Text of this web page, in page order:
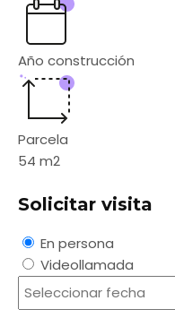
Año construcción
Parcela
54 m2
Solicitar visita
En persona
Videollamada